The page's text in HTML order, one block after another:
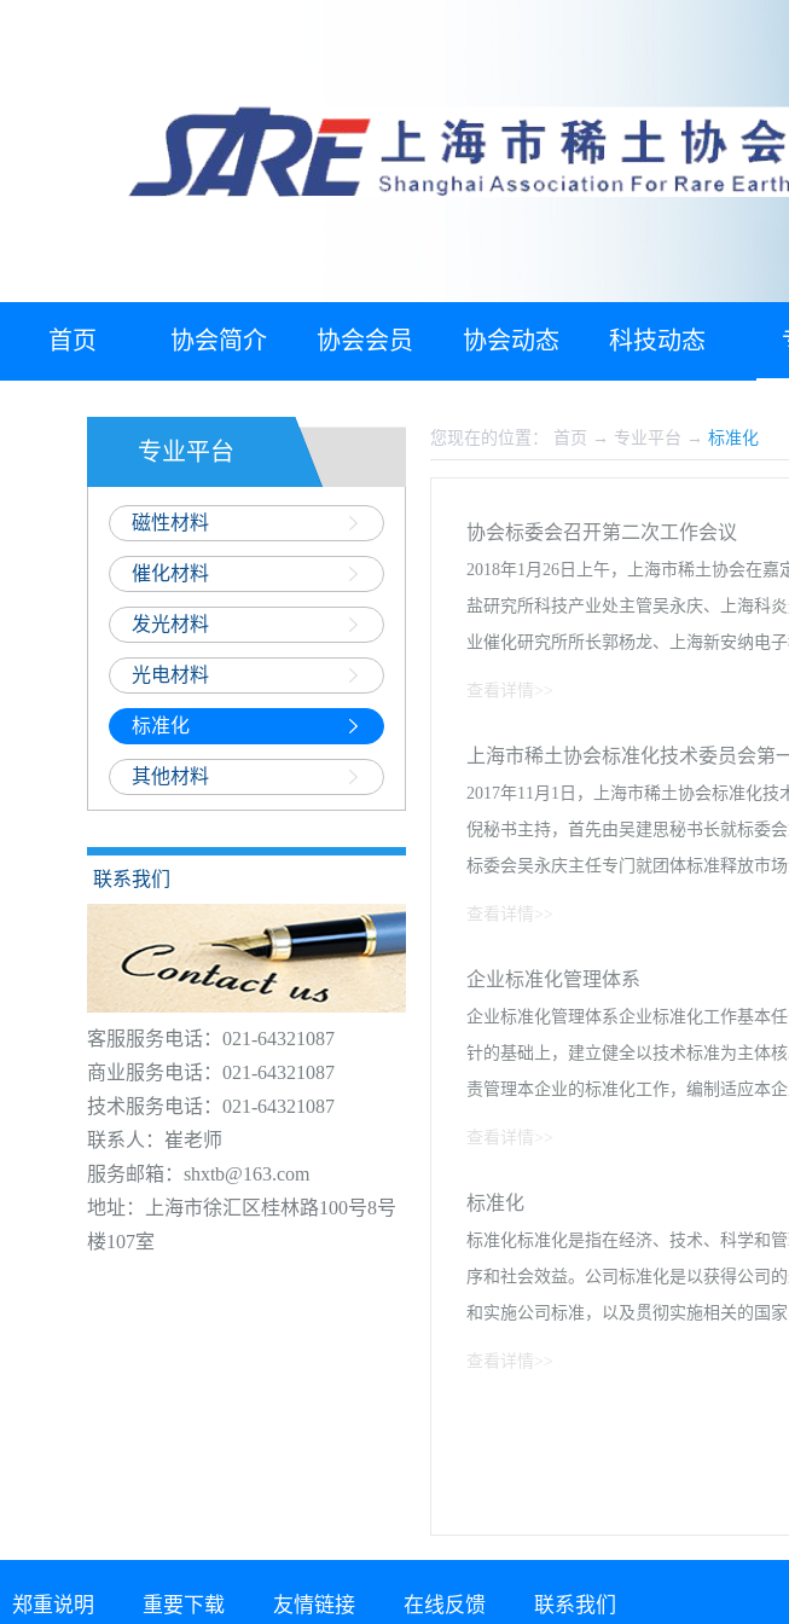
首页 协会简介 协会会员 协会动态 科技动态
专业平台
磁性材料
催化材料
发光材料
光电材料
标准化
其他材料
联系我们
客服服务电话：021-64321087
商业服务电话：021-64321087
技术服务电话：021-64321087
联系人：崔老师
服务邮箱：shxtb@163.com
地址：上海市徐汇区桂林路100号8号
楼107室
您现在的位置： 首页 → 专业平台 → 标准化
协会标委会召开第二次工作会议
2018年1月26日上午，上海市稀土协会在
盐研究所科技产业处主管吴永庆、上海科
业催化研究所所长郭杨龙、上海新安纳电
总经理赵月昌、中国科学院上海光学精
永庆主持，会上，标委会委员认真听取了
晶体阵列、铈掺杂铝镓酸钆晶体、上海祥
准的必要性、科学性和可行性提出了修改
查看详情>>
上海市稀土协会标准化技术委员会第
2017年11月1日，上海市稀土协会标准化
倪秘书主持，首先由吴建思秘书长就标委
标委会吴永庆主任专门就团体标准释放市
标准有序规范发展和优化标准服务，保障
了有关专业知识，对标委会章程内容进
委会委员如下： 主任 吴永庆
上海三环磁性材料有限公司 成员
查看详情>>
企业标准化管理体系
企业标准化管理体系企业标准化工作基本
针的基础上，建立健全以技术标准为主体
责管理本企业的标准化工作，编制适应本
检查和考核。企业标准化管理体系的构成1
术标准进行，并为技术标准服务。具体来
如产品标准、半成品标准、原材料标准、
设计标准、能源标准等。企业技术标准的
查看详情>>
标准化
标准化标准化是指在经济、技术、科学和
序和社会效益。公司标准化是以获得公司
和实施公司标准，以及贯彻实施相关的国
种规格、零部件通用等方面，规定统一的
过程；（2）标准化的主要作用在于为了
查看详情>>
郑重说明 重要下载 友情链接 在线反馈 联系我们